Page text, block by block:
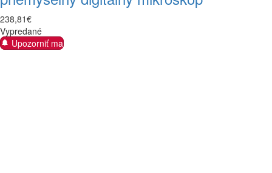
238,81€
Vypredané
Upozorniť ma